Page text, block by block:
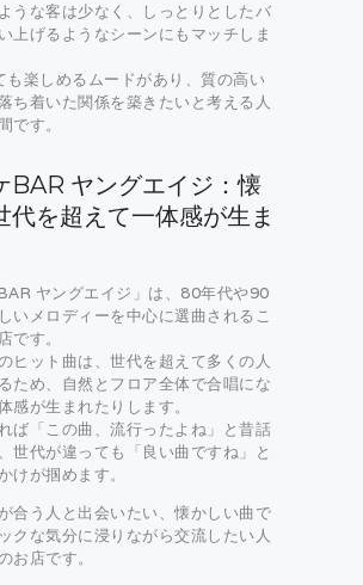
うな客は少なく、しっとりとしたバ
上げるようなシーンにもマッチしま
も楽しめるムードがあり、質の高い
ち着いた関係を築きたいと考える人
です。
BAR ヤングエイジ：懐
代を超えて一体感が生ま
ヤングエイジ」は、80年代や90
いメロディーを中心に選曲されるこ
です。
ヒット曲は、世代を超えて多くの人
ため、自然とフロア全体で合唱にな
感が生まれたりします。
ば「この曲、流行ったよね」と昔話
世代が違っても「良い曲ですね」と
けが掴めます。
合う人と出会いたい、懐かしい曲で
クな気分に浸りながら交流したい人
お店です。